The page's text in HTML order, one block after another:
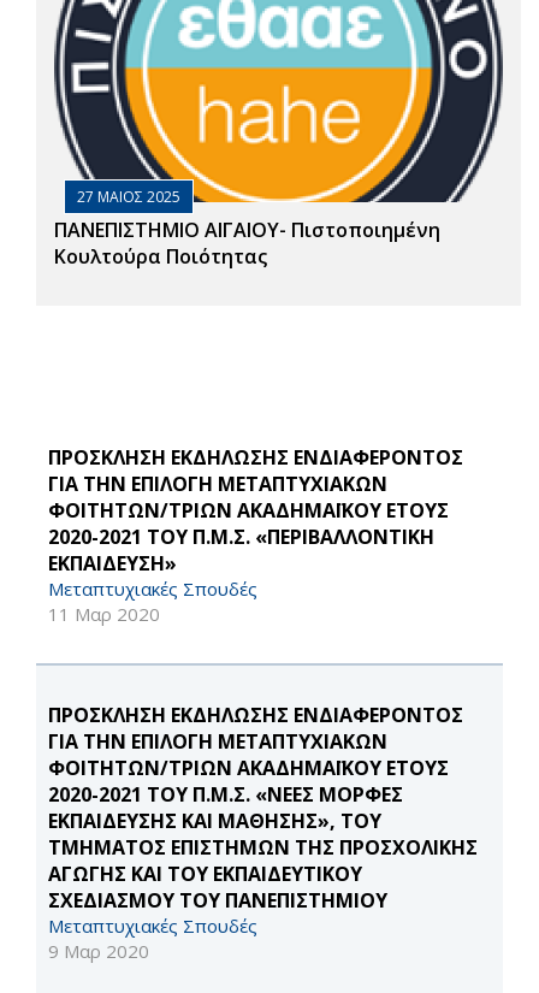
27 ΜΑΙΟΣ 2025
ΠΑΝΕΠΙΣΤΗΜΙΟ ΑΙΓΑΙΟΥ- Πιστοποιημένη
Κουλτούρα Ποιότητας
ΠΡΟΣΚΛΗΣΗ ΕΚΔΗΛΩΣΗΣ ΕΝΔΙΑΦΕΡΟΝΤΟΣ
ΓΙΑ ΤΗΝ ΕΠΙΛΟΓΗ ΜΕΤΑΠΤΥΧΙΑΚΩΝ
ΦΟΙΤΗΤΩΝ/ΤΡΙΩΝ ΑΚΑΔΗΜΑΪΚΟΥ ΕΤΟΥΣ
2020-2021 ΤΟΥ Π.Μ.Σ. «ΠΕΡΙΒΑΛΛΟΝΤΙΚΗ
ΕΚΠΑΙΔΕΥΣΗ»
Μεταπτυχιακές Σπουδές
11 Μαρ 2020
ΠΡΟΣΚΛΗΣΗ ΕΚΔΗΛΩΣΗΣ ΕΝΔΙΑΦΕΡΟΝΤΟΣ
ΓΙΑ ΤΗΝ ΕΠΙΛΟΓΗ ΜΕΤΑΠΤΥΧΙΑΚΩΝ
ΦΟΙΤΗΤΩΝ/ΤΡΙΩΝ ΑΚΑΔΗΜΑΪΚΟΥ ΕΤΟΥΣ
2020-2021 ΤΟΥ Π.Μ.Σ. «ΝΕΕΣ ΜΟΡΦΕΣ
ΕΚΠΑΙΔΕΥΣΗΣ ΚΑΙ ΜΑΘΗΣΗΣ», ΤΟΥ
ΤΜΗΜΑΤΟΣ ΕΠΙΣΤΗΜΩΝ ΤΗΣ ΠΡΟΣΧΟΛΙΚΗΣ
ΑΓΩΓΗΣ ΚΑΙ ΤΟΥ ΕΚΠΑΙΔΕΥΤΙΚΟΥ
ΣΧΕΔΙΑΣΜΟΥ ΤΟΥ ΠΑΝΕΠΙΣΤΗΜΙΟΥ
Μεταπτυχιακές Σπουδές
9 Μαρ 2020